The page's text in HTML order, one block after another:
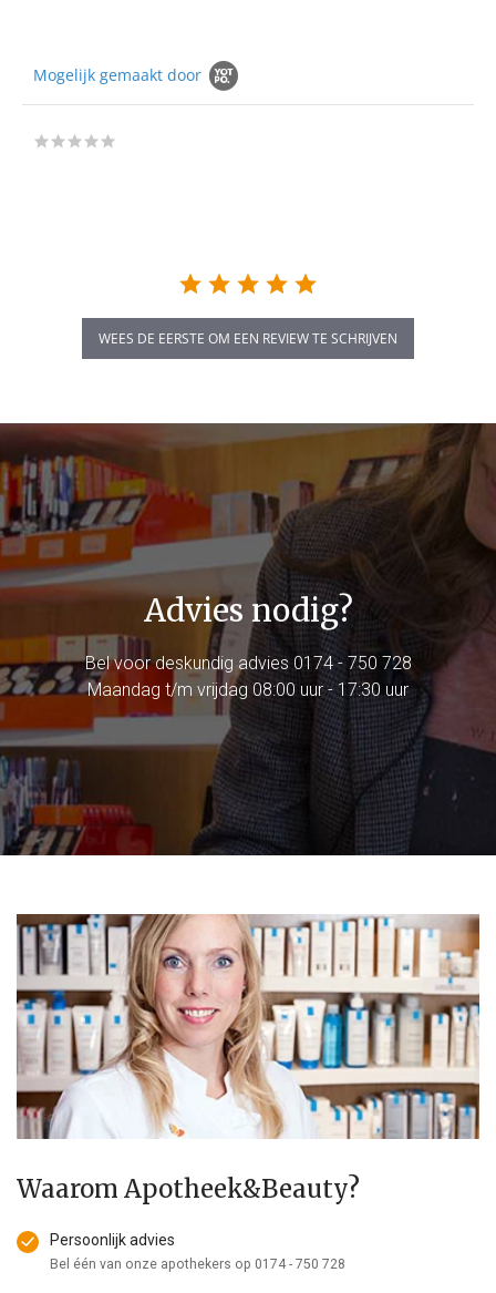
Mogelijk gemaakt door
WEES DE EERSTE OM EEN REVIEW TE SCHRIJVEN
Advies nodig?
Bel voor deskundig advies 0174 - 750 728
Maandag t/m vrijdag 08:00 uur - 17:30 uur
Waarom Apotheek&Beauty?
Persoonlijk advies
Bel één van onze apothekers op 0174 - 750 728